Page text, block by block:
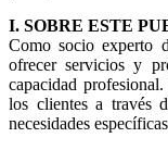
I. SOBRE ESTE
Como socio experto
ofrecer servicios y
capacidad
los clientes a través
necesidades